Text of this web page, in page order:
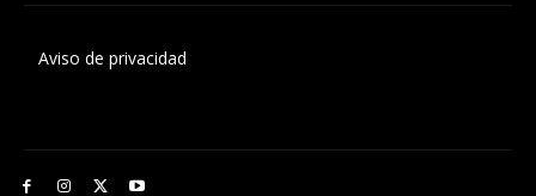
Aviso de privacidad